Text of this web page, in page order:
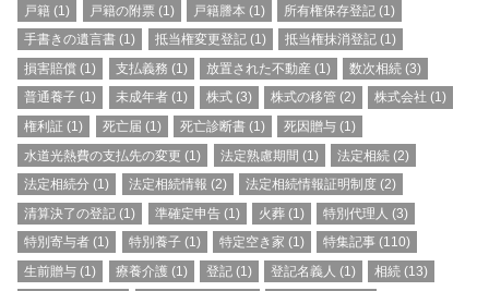
戸籍 (1) 戸籍の附票(1) 戸籍謄本 (1) 所有権保存登記 (1)
手書きの遺言書 (1) 抵当権変更登記(1) 抵当権抹消登記(1)
損害賠償 (1) 支払義務 (1) 放置された不動産(1) 数次相続 (3)
普通養子 (1) 未成年者(1) 株式(3) 株式の移管 (2) 株式会社 (1)
権利証 (1) 死亡届 (1) 死亡診断書(1) 死因贈与 (1)
水道光熱費の支払先の変更 (1) 法定熟慮期間 (1) 法定相続(2)
法定相続分 (1) 法定相続情報 (2) 法定相続情報証明制度(2)
清算決了の登記 (1) 準確定申告(1) 火葬(1) 特別代理人 (3)
特別寄与者 (1) 特別養子(1) 特定空き家 (1) 特集記事 (110)
生前贈与 (1) 療養介護 (1) 登記(1) 登記名義人 (1) 相続 (13)